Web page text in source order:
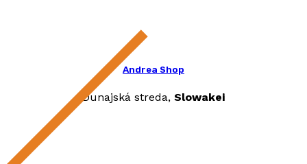
Andrea Shop
Dunajská streda, Slowakei